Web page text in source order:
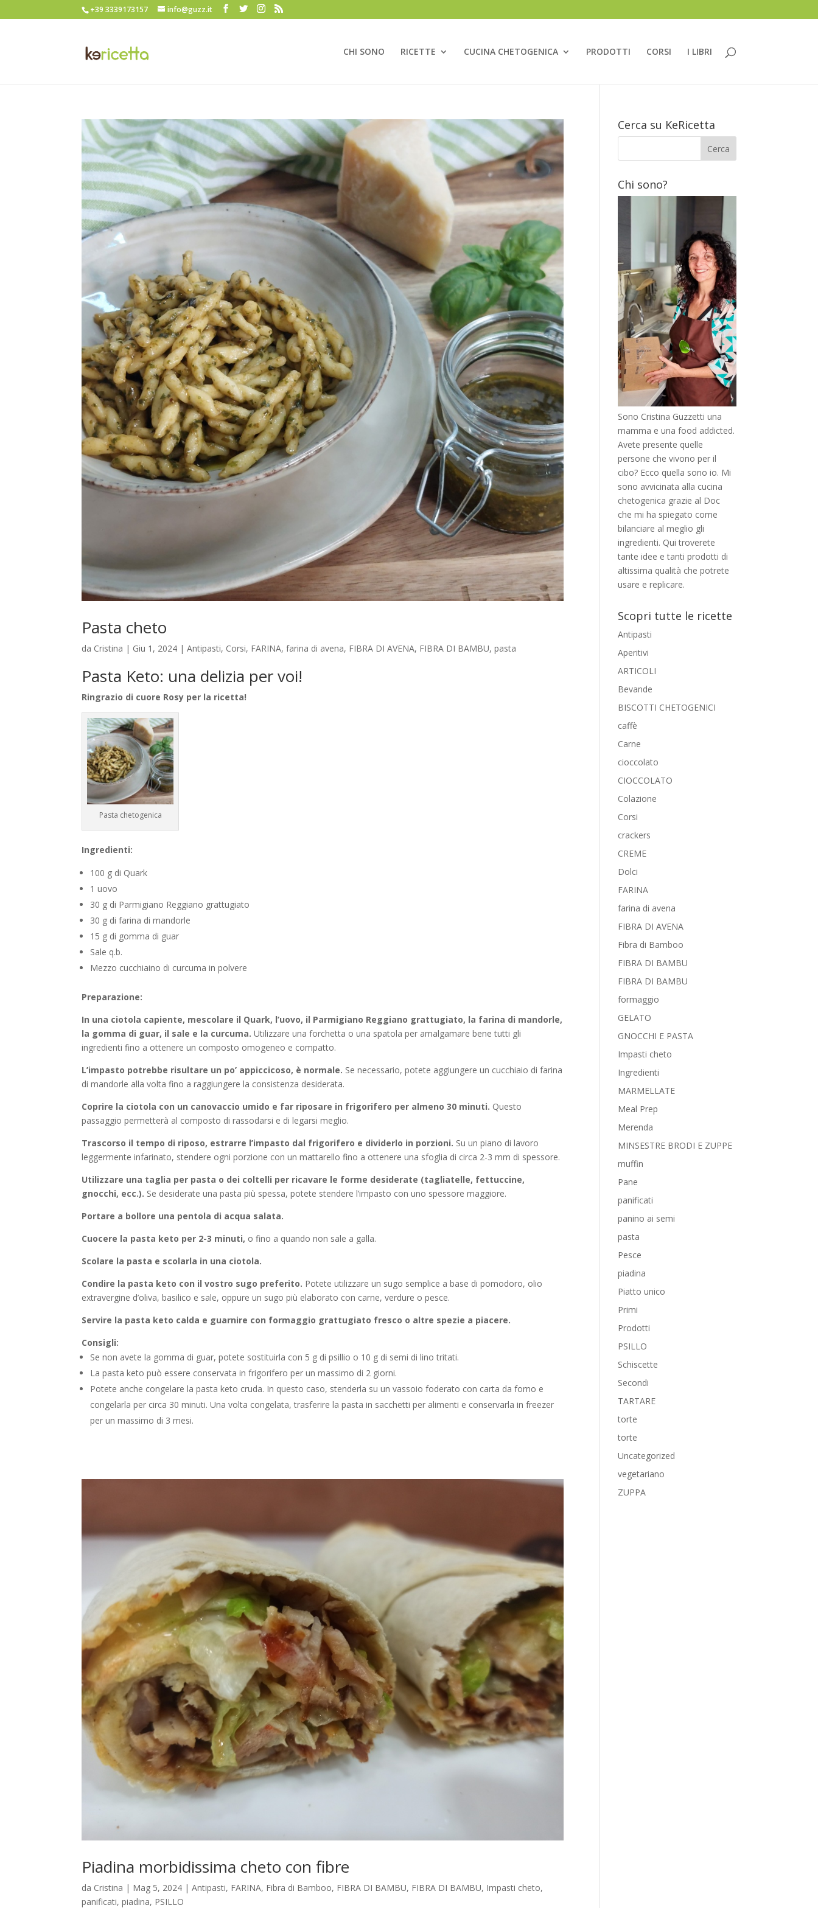
+39 3339173157 info@guzz.it
CHI SONO RICETTE CUCINA CHETOGENICA PRODOTTI CORSI I LIBRI
Pasta cheto
da Cristina | Giu 1, 2024 |Antipasti, Corsi, FARINA,farina di avena, FIBRA DI AVENA, FIBRA DI BAMBU,pasta
Pasta Keto: una delizia per voi!
Ringrazio di cuore Rosy per la ricetta!
Pasta chetogenica
Ingredienti:
100 g di Quark
1 uovo
30 g di Parmigiano Reggiano grattugiato
30 g di farina di mandorle
15 g di gomma di guar
Sale q.b.
Mezzo cucchiaino di curcuma in polvere
Preparazione:
In una ciotola capiente, mescolare il Quark, l’uovo, il Parmigiano Reggiano grattugiato, la farina di mandorle,
la gomma di guar, il sale e la curcuma. Utilizzare una forchetta o una spatola per amalgamare bene tutti gli
ingredienti fino a ottenere un composto omogeneo e compatto.
L’impasto potrebbe risultare un po’ appiccicoso, è normale. Se necessario, potete aggiungere un cucchiaio di farina
di mandorle alla volta fino a raggiungere la consistenza desiderata.
Coprire la ciotola con un canovaccio umido e far riposare in frigorifero per almeno 30 minuti. Questo
passaggio permetterà al composto di rassodarsi e di legarsi meglio.
Trascorso il tempo di riposo, estrarre l’impasto dal frigorifero e dividerlo in porzioni. Su un piano di lavoro
leggermente infarinato, stendere ogni porzione con un mattarello fino a ottenere una sfoglia di circa 2-3 mm di spessore.
Utilizzare una taglia per pasta o dei coltelli per ricavare le forme desiderate (tagliatelle, fettuccine,
gnocchi, ecc.). Se desiderate una pasta più spessa, potete stendere l’impasto con uno spessore maggiore.
Portare a bollore una pentola di acqua salata.
Cuocere la pasta keto per 2-3 minuti, o fino a quando non sale a galla.
Scolare la pasta e scolarla in una ciotola.
Condire la pasta keto con il vostro sugo preferito. Potete utilizzare un sugo semplice a base di pomodoro, olio
extravergine d’oliva, basilico e sale, oppure un sugo più elaborato con carne, verdure o pesce.
Servire la pasta keto calda e guarnire con formaggio grattugiato fresco o altre spezie a piacere.
Consigli:
Se non avete la gomma di guar, potete sostituirla con 5 g di psillio o 10 g di semi di lino tritati.
La pasta keto può essere conservata in frigorifero per un massimo di 2 giorni.
Potete anche congelare la pasta keto cruda. In questo caso, stenderla su un vassoio foderato con carta da forno e
congelarla per circa 30 minuti. Una volta congelata, trasferire la pasta in sacchetti per alimenti e conservarla in freezer
per un massimo di 3 mesi.
Piadina morbidissima cheto con fibre
da Cristina | Mag 5, 2024 |Antipasti, FARINA, Fibra di Bamboo, FIBRA DI BAMBU, FIBRA DI BAMBU, Impasti cheto,
panificati,piadina, PSILLO
Cerca su KeRicetta
Chi sono?
Sono Cristina Guzzetti una
mamma e una food addicted.
Avete presente quelle
persone che vivono per il
cibo? Ecco quella sono io. Mi
sono avvicinata alla cucina
chetogenica grazie al Doc
che mi ha spiegato come
bilanciare al meglio gli
ingredienti. Qui troverete
tante idee e tanti prodotti di
altissima qualità che potrete
usare e replicare.
Scopri tutte le ricette
Antipasti
Aperitivi
ARTICOLI
Bevande
BISCOTTI CHETOGENICI
caffè
Carne
cioccolato
CIOCCOLATO
Colazione
Corsi
crackers
CREME
Dolci
FARINA
farina di avena
FIBRA DI AVENA
Fibra di Bamboo
FIBRA DI BAMBU
FIBRA DI BAMBU
formaggio
GELATO
GNOCCHI E PASTA
Impasti cheto
Ingredienti
MARMELLATE
Meal Prep
Merenda
MINSESTRE BRODI E ZUPPE
muffin
Pane
panificati
panino ai semi
pasta
Pesce
piadina
Piatto unico
Primi
Prodotti
PSILLO
Schiscette
Secondi
TARTARE
torte
torte
Uncategorized
vegetariano
ZUPPA